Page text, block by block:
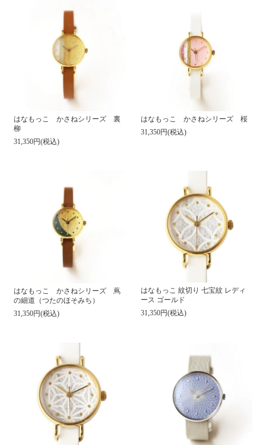
はなもっこ かさねシリーズ 裏
柳
31,350円(税込)
はなもっこ かさねシリーズ 桜
31,350円(税込)
はなもっこ かさねシリーズ 蔦
の細道（つたのほそみち）
31,350円(税込)
はなもっこ 紋切り 七宝紋 レディ
ース ゴールド
31,350円(税込)